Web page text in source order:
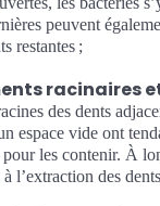
peuvent
restantes ;
racinaires
des dents
espace vide ont
pour les contenir. À
l’extraction des